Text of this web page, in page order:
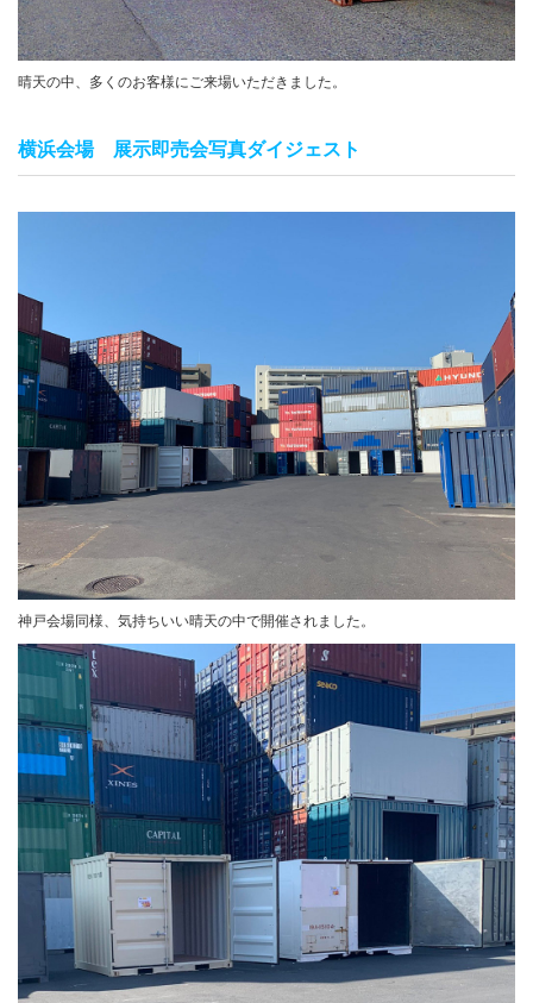
晴天の中、多くのお客様にご来場いただきました。
横浜会場 展示即売会写真ダイジェスト
神戸会場同様、気持ちいい晴天の中で開催されました。